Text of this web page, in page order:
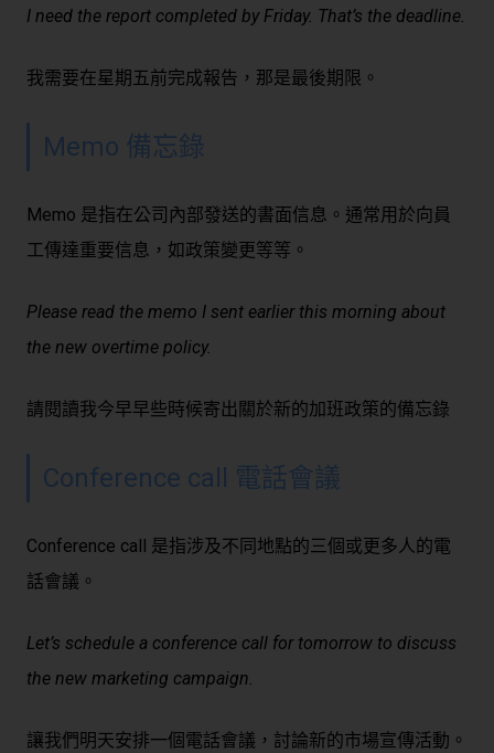
I need the report completed by Friday. That’s the deadline.
我需要在星期五前完成報告，那是最後期限。
Memo 備忘錄
Memo 是指在公司內部發送的書面信息。通常用於向員
工傳達重要信息，如政策變更等等。
Please read the memo I sent earlier this morning about
the new overtime policy.
請閱讀我今早早些時候寄出關於新的加班政策的備忘錄
Conference call 電話會議
Conference call 是指涉及不同地點的三個或更多人的電
話會議。
Let’s schedule a conference call for tomorrow to discuss
the new marketing campaign.
讓我們明天安排一個電話會議，討論新的市場宣傳活動。